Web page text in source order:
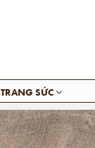
TRANG SỨC